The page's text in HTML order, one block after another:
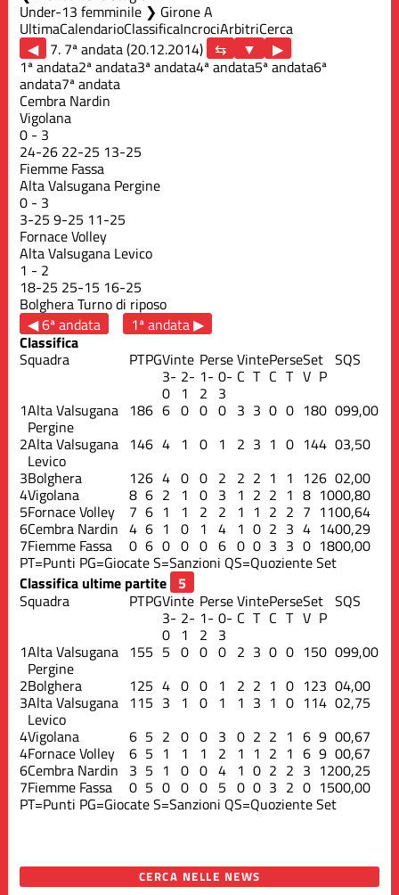
Under-13 femminile ❯ Girone A
UltimaCalendarioClassificaIncrociArbitriCerca
◀ 7. 7ª andata (20.12.2014)
▶
1ª andata2ª andata3ª andata4ª andata5ª andata6ª
andata7ª andata
Cembra Nardin
Vigolana
0 - 3
24-26 22-25 13-25
Fiemme Fassa
Alta Valsugana Pergine
0 - 3
3-25 9-25 11-25
Fornace Volley
Alta Valsugana Levico
1 - 2
18-25 25-15 16-25
BolgheraTurno di riposo
◀ 6ª andata
1ª andata ▶
Classifica
Squadra PTPGVinte PerseVintePerseSet SQS
3-
0
2-
1
1-
2
0-
3
C T C T V P
1Alta Valsugana
Pergine
186 6 0 0 0 3 3 0 0 180 099,00
2Alta Valsugana
Levico
146 4 1 0 1 2 3 1 0 144 03,50
3Bolghera 126 4 0 0 2 2 2 1 1 126 02,00
4Vigolana 8 6 2 1 0 3 1 2 2 1 8 1000,80
5Fornace Volley 7 6 1 1 2 2 1 1 2 2 7 1100,64
6Cembra Nardin 4 6 1 0 1 4 1 0 2 3 4 1400,29
7Fiemme Fassa 0 6 0 0 0 6 0 0 3 3 0 1800,00
PT=Punti PG=GiocateS=Sanzioni QS=Quoziente Set
Classifica ultime partite
Squadra
PTPGVinte PerseVintePerseSet SQS
3-
0
2-
1
1-
2
0-
3
C T C T V P
1Alta Valsugana
Pergine
155 5 0 0 0 2 3 0 0 150 099,00
2Bolghera 125 4 0 0 1 2 2 1 0 123 04,00
3Alta Valsugana
Levico
115 3 1 0 1 1 3 1 0 114 02,75
4Vigolana 6 5 2 0 0 3 0 2 2 1 6 9 00,67
4Fornace Volley 6 5 1 1 1 2 1 1 2 1 6 9 00,67
6Cembra Nardin 3 5 1 0 0 4 1 0 2 2 3 1200,25
7Fiemme Fassa 0 5 0 0 0 5 0 0 3 2 0 1500,00
PT=Punti PG=GiocateS=Sanzioni QS=Quoziente Set
CERCA NELLE NEWS